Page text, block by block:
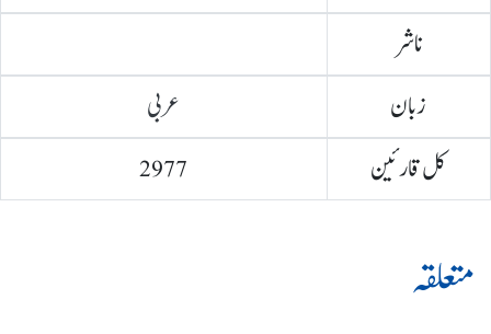
ناشر
عربی
زبان
2977
کل قارئین
متعلقہ